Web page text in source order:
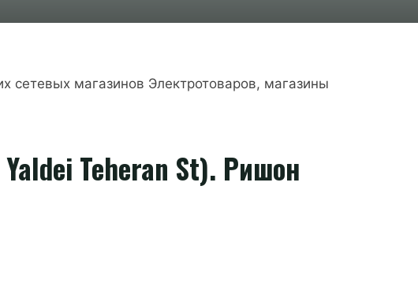
магазинов Электротоваров, магазины
Teheran St). Ришон